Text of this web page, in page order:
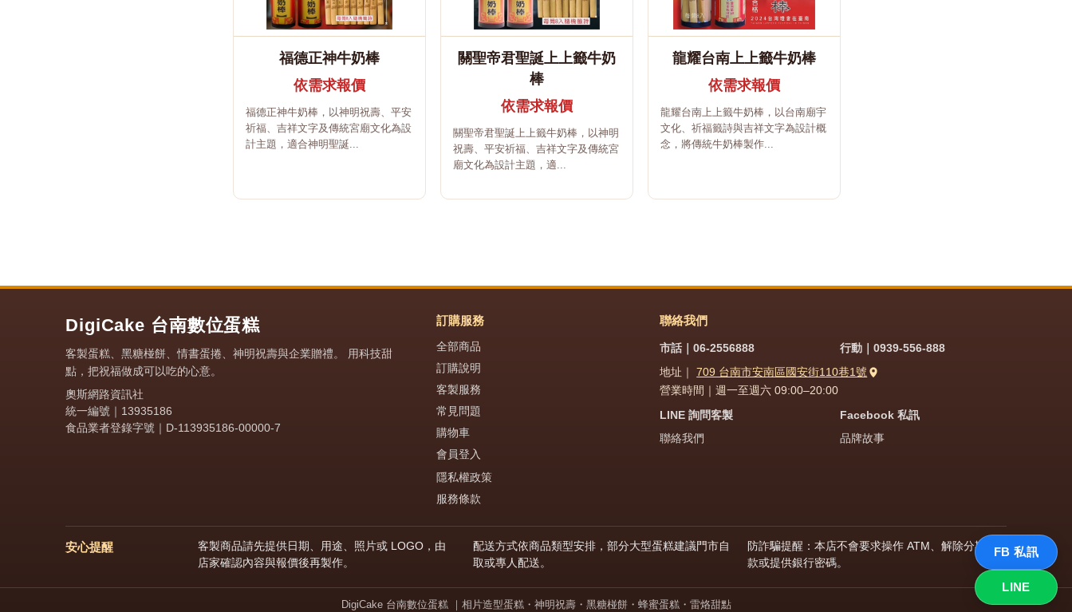
福德正神牛奶棒
依需求報價
福德正神牛奶棒，以神明祝壽、平安
祈福、吉祥文字及傳統宮廟文化為設
計主題，適合神明聖誕...
關聖帝君聖誕上上籤牛奶
棒
依需求報價
關聖帝君聖誕上上籤牛奶棒，以神明
祝壽、平安祈福、吉祥文字及傳統宮
廟文化為設計主題，適...
龍耀台南上上籤牛奶棒
依需求報價
龍耀台南上上籤牛奶棒，以台南廟宇
文化、祈福籤詩與吉祥文字為設計概
念，將傳統牛奶棒製作...
DigiCake 台南數位蛋糕
客製蛋糕、黑糖椪餅、情書蛋捲、神明祝壽與企業贈禮。 用科技甜
點，把祝福做成可以吃的心意。
奧斯網路資訊社
統一編號｜13935186
食品業者登錄字號｜D-113935186-00000-7
訂購服務
全部商品
訂購說明
客製服務
常見問題
購物車
會員登入
隱私權政策
服務條款
聯絡我們
市話｜06-2556888
行動｜0939-556-888
地址｜709 台南市安南區國安街110巷1號
營業時間｜週一至週六 09:00–20:00
LINE 詢問客製
Facebook 私訊
聯絡我們
品牌故事
安心提醒
客製商品請先提供日期、用途、照片或 LOGO，由
店家確認內容與報價後再製作。
配送方式依商品類型安排，部分大型蛋糕建議門市自
取或專人配送。
防詐騙提醒：本店不會要求操作 ATM、解除分期付
款或提供銀行密碼。
DigiCake 台南數位蛋糕 ｜相片造型蛋糕・神明祝壽・黑糖椪餅・蜂蜜蛋糕・雷烙甜點
FB 私訊
LINE